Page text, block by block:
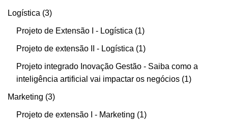
Logística 3
Projeto de Extensão I - Logística 1
Projeto de extensão II - Logística 1
Projeto integrado Inovação Gestão - Saiba como a
inteligência artificial vai impactar os negócios 1
Marketing 3
Projeto de extensão I - Marketing 1